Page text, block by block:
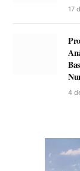
17
4